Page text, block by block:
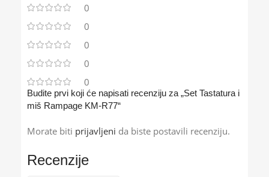
0
0
0
0
0
Recenzije
Budite prvi koji će napisati recenziju za „Set Tastatura i
miš Rampage KM-R77“
Morate biti prijavljeni da biste postavili recenziju.